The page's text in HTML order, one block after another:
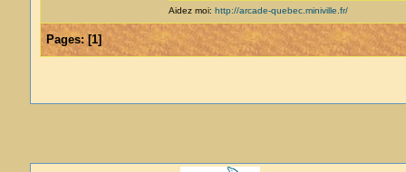
Aidez moi: http://arcade-quebec.miniville.fr/
Pages:[1]